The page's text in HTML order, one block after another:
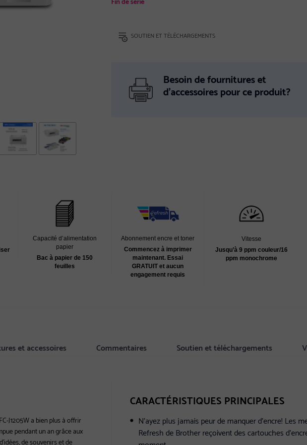
SOUTIEN ET TÉLÉCHARGEMENTS
Besoin de fournitures et
d’accessoires pour ce produit?
Capacité d’alimentation
papier
Bac à papier de 150
feuilles
Abonnement encre et toner
Commencez à imprimer
maintenant. Essai
GRATUIT et aucun
engagement requis
Vitesse
Jusqu’à 9 ppm couleur/16
ppm monochrome
et accessoires Commentaires Soutien et téléchargements
J1205W a bien plus à offrir
pendant un an grâce aux
de souvenirs et de
CARACTÉRISTIQUES PRINCIPALES
N’ayez plus jamais peur de manquer d’encre! Les
Refresh de Brother reçoivent des cartouches